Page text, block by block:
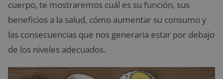
cuerpo, te mostraremos cuál es su función, sus
beneficios a la salud, cómo aumentar su consumo y
las consecuencias que nos generaría estar por debajo
de los niveles adecuados.